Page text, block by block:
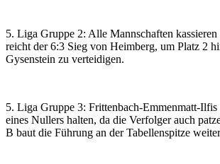
5. Liga Gruppe 2: Alle Mannschaften
reicht der 6:3 Sieg von Heimberg, um Platz 2
Gysenstein zu verteidigen.
5. Liga Gruppe 3: Frittenbach-Emmenmatt-
eines Nullers halten, da die Verfolger auch
B baut die Führung an der Tabellenspitze